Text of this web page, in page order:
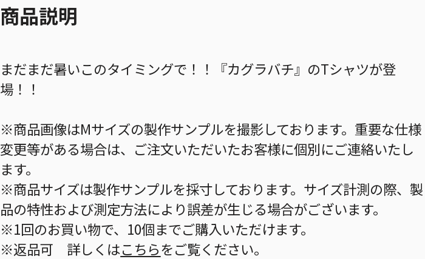
商品説明
まだまだ暑いこのタイミングで！！『カグラバチ』のTシャツが登
場！！
※商品画像はMサイズの製作サンプルを撮影しております。重要な仕様
変更等がある場合は、ご注文いただいたお客様に個別にご連絡いたし
ます。
※商品サイズは製作サンプルを採寸しております。サイズ計測の際、製
品の特性および測定方法により誤差が生じる場合がございます。
※1回のお買い物で、10個までご購入いただけます。
※返品可 詳しくはこちらをご覧ください。